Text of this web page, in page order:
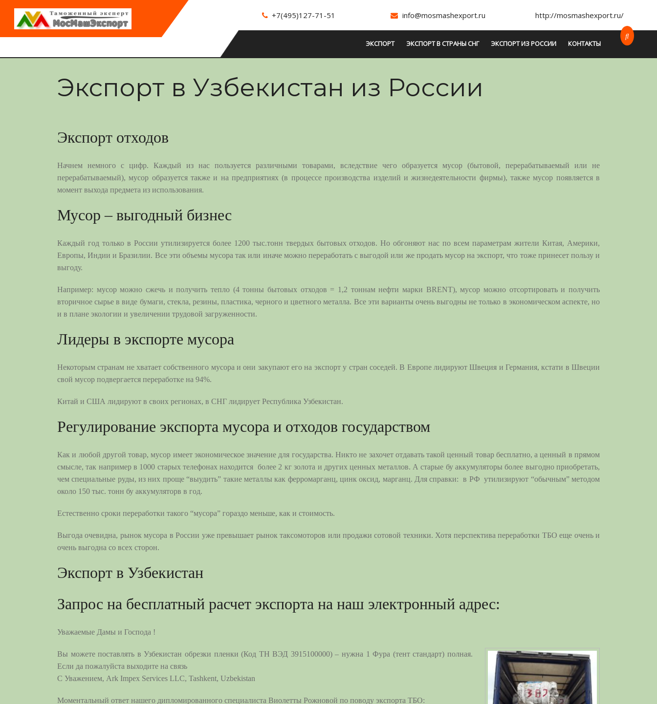
+7(495)127-71-51 info@mosmashexport.ru http://mosmashexport.ru/
ЭКСПОРТ ЭКСПОРТ В СТРАНЫ СНГ ЭКСПОРТ ИЗ РОССИИ КОНТАКТЫ
Экспорт в Узбекистан из России
Экспорт отходов
Начнем немного с цифр. Каждый из нас пользуется различными товарами, вследствие чего образуется мусор (бытовой, перерабатываемый или не
перерабатываемый), мусор образуется также и на предприятиях (в процессе производства изделий и жизнедеятельности фирмы), также мусор появляется в
момент выхода предмета из использования.
Мусор – выгодный бизнес
Каждый год только в России утилизируется более 1200 тыс.тонн твердых бытовых отходов. Но обгоняют нас по всем параметрам жители Китая, Америки,
Европы, Индии и Бразилии. Все эти объемы мусора так или иначе можно переработать с выгодой или же продать мусор на экспорт, что тоже принесет пользу и
выгоду.
Например: мусор можно сжечь и получить тепло (4 тонны бытовых отходов = 1,2 тоннам нефти марки BRENT), мусор можно отсортировать и получить
вторичное сырье в виде бумаги, стекла, резины, пластика, черного и цветного металла. Все эти варианты очень выгодны не только в экономическом аспекте, но
и в плане экологии и увеличении трудовой загруженности.
Лидеры в экспорте мусора
Некоторым странам не хватает собственного мусора и они закупают его на экспорт у стран соседей. В Европе лидируют Швеция и Германия, кстати в Швеции
свой мусор подвергается переработке на 94%.
Китай и США лидируют в своих регионах, в СНГ лидирует Республика Узбекистан.
Регулирование экспорта мусора и отходов государством
Как и любой другой товар, мусор имеет экономическое значение для государства. Никто не захочет отдавать такой ценный товар бесплатно, а ценный в прямом
смысле, так например в 1000 старых телефонах находится более 2 кг золота и других ценных металлов. А старые бу аккумуляторы более выгодно приобретать,
чем специальные руды, из них проще “выудить” такие металлы как ферромарганц, цинк оксид, марганц. Для справки: в РФ утилизируют “обычным” методом
около 150 тыс. тонн бу аккумуляторв в год.
Естественно сроки переработки такого “мусора” гораздо меньше, как и стоимость.
Выгода очевидна, рынок мусора в России уже превышает рынок таксомоторов или продажи сотовой техники. Хотя перспектива переработки ТБО еще очень и
очень выгодна со всех сторон.
Экспорт в Узбекистан
Запрос на бесплатный расчет экспорта на наш электронный адрес:
Уважаемые Дамы и Господа !
Вы можете поставлять в Узбекистан обрезки пленки (Код ТН ВЭД 3915100000) – нужна 1 Фура (тент стандарт) полная.
Если да пожалуйста выходите на связь
С Уважением, Ark Impex Services LLC, Tashkent, Uzbekistan
Моментальный ответ нашего дипломированного специалиста Виолетты Рожновой по поводу экспорта ТБО: